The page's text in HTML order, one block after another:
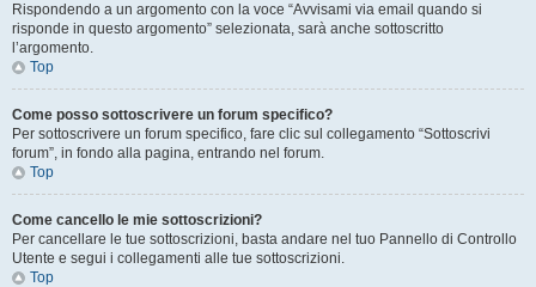
Rispondendo a un argomento con la voce “Avvisami via email quando si
risponde in questo argomento” selezionata, sarà anche sottoscritto
l’argomento.
Top
Come posso sottoscrivere un forum specifico?
Per sottoscrivere un forum specifico, fare clic sul collegamento “Sottoscrivi
forum”, in fondo alla pagina, entrando nel forum.
Top
Come cancello le mie sottoscrizioni?
Per cancellare le tue sottoscrizioni, basta andare nel tuo Pannello di Controllo
Utente e segui i collegamenti alle tue sottoscrizioni.
Top